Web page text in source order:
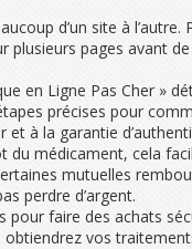
d’un site à
pages avant
en Ligne Pas Cher »
précises pour
et à la garantie
médicament, cela
mutuelles
perdre d’argent.
pour faire des achats
vos